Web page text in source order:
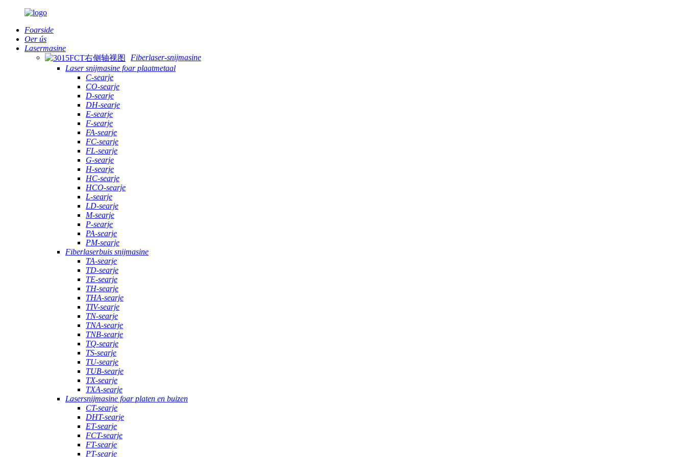
Foarside
Oer ús
Lasermasine
Fiberlaser-snijmasine
Laser snijmasine foar plaatmetaal
C-searje
CO-searje
D-searje
DH-searje
E-searje
F-searje
FA-searje
FC-searje
FL-searje
G-searje
H-searje
HC-searje
HCO-searje
L-searje
LD-searje
M-searje
P-searje
PA-searje
PM-searje
Fiberlaserbuis snijmasine
TA-searje
TD-searje
TE-searje
TH-searje
THA-searje
TIV-searje
TN-searje
TNA-searje
TNB-searje
TQ-searje
TS-searje
TU-searje
TUB-searje
TX-searje
TXA-searje
Lasersnijmasine foar platen en buizen
CT-searje
DHT-searje
ET-searje
FCT-searje
FT-searje
PT-searje